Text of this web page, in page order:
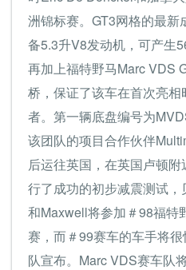
洲锦标赛。GT3网格的最
备5.3升V8发动机，可产生
再加上福特野马Marc VDS
桥，保证了该车在首次亮
者。第一辆底盘编号为
该团队的项目合作伙伴
后运往英国，在英国卢顿
行了成功的初步减震测试
和Maxwell将参加＃98福特
赛，而＃99赛车的车手将
队宣布。Marc VDS赛车队